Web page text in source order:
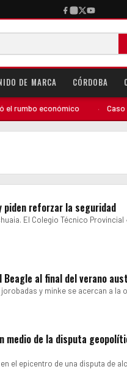
DE MARCA CÓRDOBA
económico Caso
piden reforzar la seguridad
El Colegio Técnico Provincial
Beagle al final del verano
y minke se acercan a la
medio de la disputa
el epicentro de una disputa de